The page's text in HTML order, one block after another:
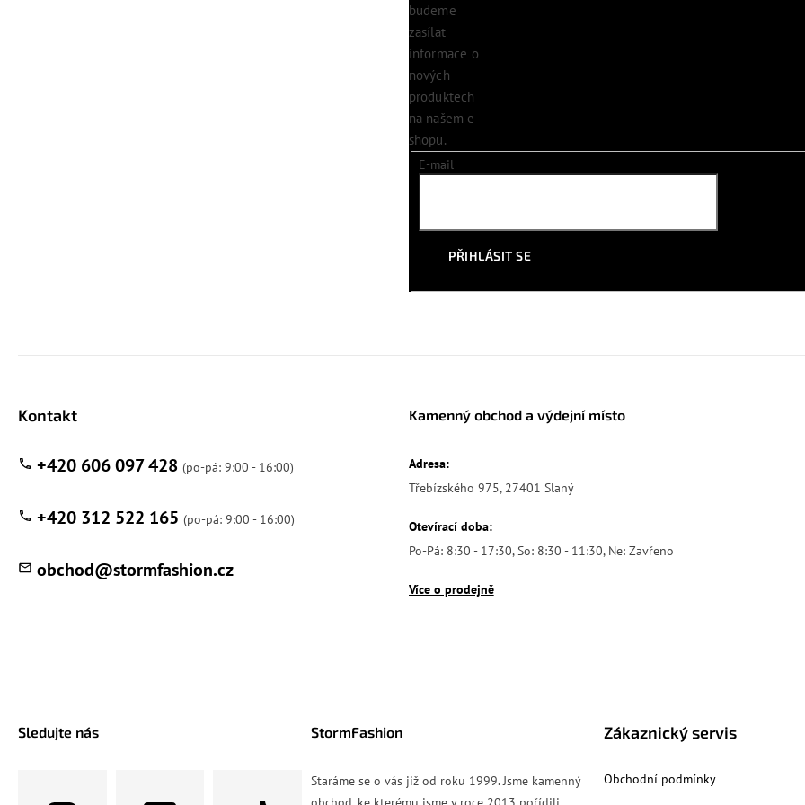
budeme
zasílat
informace o
nových
produktech
na našem e-
shopu.
E-mail
PŘIHLÁSIT SE
Kontakt
obchod@stormfashion.cz
+420 606 097 428
+420 312 522 165
Kamenný obchod a výdejní místo
Adresa:
Třebízského 975, 27401 Slaný
Otevírací doba:
Po-Pá: 8:30 - 17:30, So: 8:30 - 11:30, Ne: Zavřeno
Více o prodejně
Sledujte nás StormFashion
Staráme se o vás již od roku 1999. Jsme kamenný
Zákaznický servis
Obchodní podmínky